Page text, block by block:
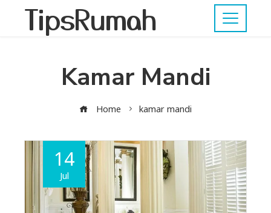
TipsRumah
Kamar Mandi
Home kamar mandi
14
Jul